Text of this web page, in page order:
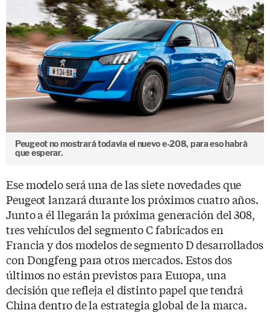
Peugeot no mostrará todavía el nuevo e-208, para eso habrá
que esperar.
Ese modelo será una de las siete novedades que
Peugeot lanzará durante los próximos cuatro años.
Junto a él llegarán la próxima generación del 308,
tres vehículos del segmento C fabricados en
Francia y dos modelos de segmento D desarrollados
con Dongfeng para otros mercados. Estos dos
últimos no están previstos para Europa, una
decisión que refleja el distinto papel que tendrá
China dentro de la estrategia global de la marca.